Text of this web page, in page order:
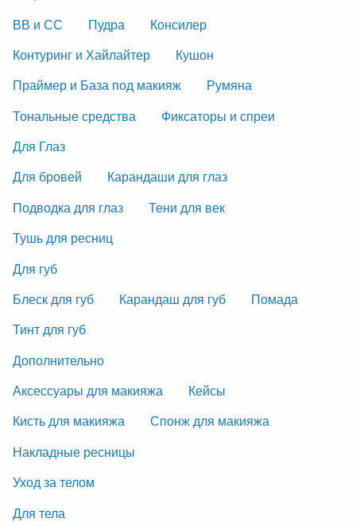
ВВ и СС
Пудра
Консилер
Контуринг и Хайлайтер
Кушон
Праймер и База под макияж
Румяна
Тональные средства
Фиксаторы и спреи
Для Глаз
Для бровей
Карандаши для глаз
Подводка для глаз
Тени для век
Тушь для ресниц
Для губ
Блеск для губ
Карандаш для губ
Помада
Тинт для губ
Дополнительно
Аксессуары для макияжа
Кейсы
Кисть для макияжа
Спонж для макияжа
Накладные ресницы
Уход за телом
Для тела